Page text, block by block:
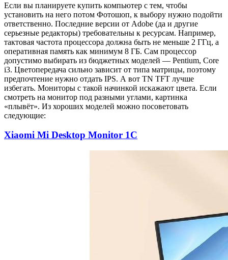
Если вы планируете купить компьютер с тем, чтобы
установить на него потом Фотошоп, к выбору нужно подойти
ответственно. Последние версии от Adobe (да и другие
серьезные редакторы) требовательны к ресурсам. Например,
тактовая частота процессора должна быть не меньше 2 ГГц, а
оперативная память как минимум 8 ГБ. Сам процессор
допустимо выбирать из бюджетных моделей — Pentium, Core
i3. Цветопередача сильно зависит от типа матрицы, поэтому
предпочтение нужно отдать IPS. А вот TN TFT лучше
избегать. Мониторы с такой начинкой искажают цвета. Если
смотреть на монитор под разными углами, картинка
«плывёт». Из хороших моделей можно посоветовать
следующие:
Xiaomi Mi Desktop Monitor 1C